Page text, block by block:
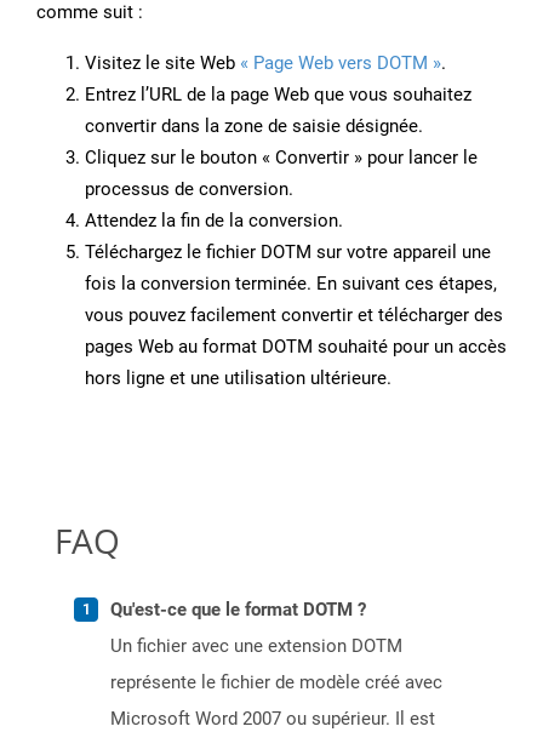
comme suit :
Visitez le site Web « Page Web vers DOTM ».
Entrez l’URL de la page Web que vous souhaitez
convertir dans la zone de saisie désignée.
Cliquez sur le bouton « Convertir » pour lancer le
processus de conversion.
Attendez la fin de la conversion.
Téléchargez le fichier DOTM sur votre appareil une
fois la conversion terminée. En suivant ces étapes,
vous pouvez facilement convertir et télécharger des
pages Web au format DOTM souhaité pour un accès
hors ligne et une utilisation ultérieure.
FAQ
Qu'est-ce que le format DOTM ?
Un fichier avec une extension DOTM
représente le fichier de modèle créé avec
Microsoft Word 2007 ou supérieur. Il est